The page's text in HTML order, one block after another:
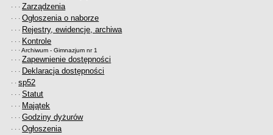
· · ·Zarządzenia
· · ·Ogłoszenia o naborze
· · · Rejestry, ewidencje, archiwa
· · · Kontrole
· · ·Archiwum - Gimnazjum nr 1
· · ·Zapewnienie dostępności
· · · Deklaracja dostępności
· ·sp52
· · ·Statut
· · · Majątek
· · ·Godziny dyżurów
· · ·Ogłoszenia